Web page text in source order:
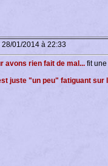
28/01/2014 à 22:33
avons rien fait de mal... fit
juste "un peu" fatiguant sur